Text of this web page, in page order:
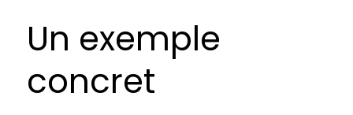
Un exemple
concret